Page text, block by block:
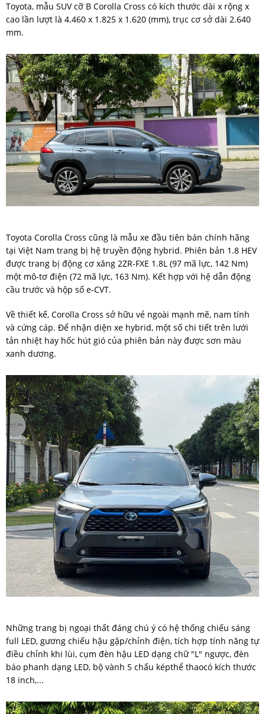
Toyota, mẫu SUV cỡ B Corolla Cross có kích thước dài x rộng x
cao lần lượt là 4.460 x 1.825 x 1.620 (mm), trục cơ sở dài 2.640
mm.
Toyota Corolla Cross cũng là mẫu xe đầu tiên bán chính hãng
tại Việt Nam trang bị hệ truyền động hybrid. Phiên bản 1.8 HEV
được trang bị động cơ xăng 2ZR-FXE 1.8L (97 mã lực, 142 Nm)
một mô-tơ điện (72 mã lực, 163 Nm). Kết hợp với hệ dẫn động
cầu trước và hộp số e-CVT.
Về thiết kế, Corolla Cross sở hữu vẻ ngoài mạnh mẽ, nam tính
và cứng cáp. Để nhận diện xe hybrid, một số chi tiết trên lưới
tản nhiệt hay hốc hút gió của phiên bản này được sơn màu
xanh dương.
Những trang bị ngoại thất đáng chú ý có hệ thống chiếu sáng
full LED, gương chiếu hậu gập/chỉnh điện, tích hợp tính năng tự
điều chỉnh khi lùi, cụm đèn hậu LED dạng chữ "L" ngược, đèn
báo phanh dạng LED, bộ vành 5 chấu képthể thaocó kích thước
18 inch,...